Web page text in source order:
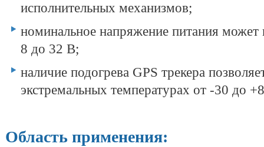
исполнительных механизмов;
номинальное напряжение питания может
8 до 32 В;
наличие подогрева GPS трекера
экстремальных температурах от -30 до
Область применения: